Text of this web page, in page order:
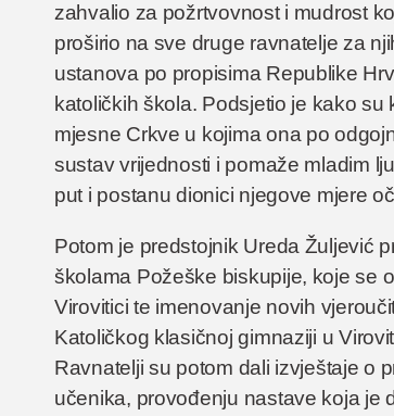
zahvalio za požrtvovnost i mudrost
proširio na sve druge ravnatelje za
ustanova po propisima Republike
katoličkih škola. Podsjetio je kako
mjesne Crkve u kojima ona po
sustav vrijednosti i pomaže mladim
put i postanu dionici njegove mjere
Potom je predstojnik Ureda Žuljević
školama Požeške biskupije, koje se
Virovitici te imenovanje novih
Katoličkog klasičnoj gimnaziji u
Ravnatelji su potom dali izvještaje o
učenika, provođenju nastave koja je